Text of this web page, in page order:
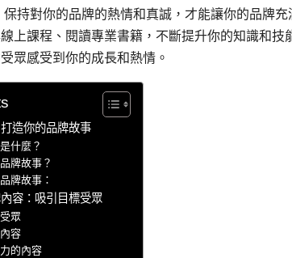
保持對你的品牌的熱情和真誠，才能讓你的品牌
上課程、閱讀專業書籍，不斷提升你的知識和
眾感受到你的成長和熱情。
造你的品牌故事
什麼？
牌故事？
牌故事：
容：吸引目標受眾
眾
容
的內容